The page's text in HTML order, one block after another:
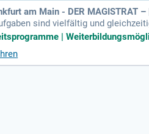
am Main - DER MAGISTRAT
sind vielfältig und
und sichern, wir sorgen vor
|